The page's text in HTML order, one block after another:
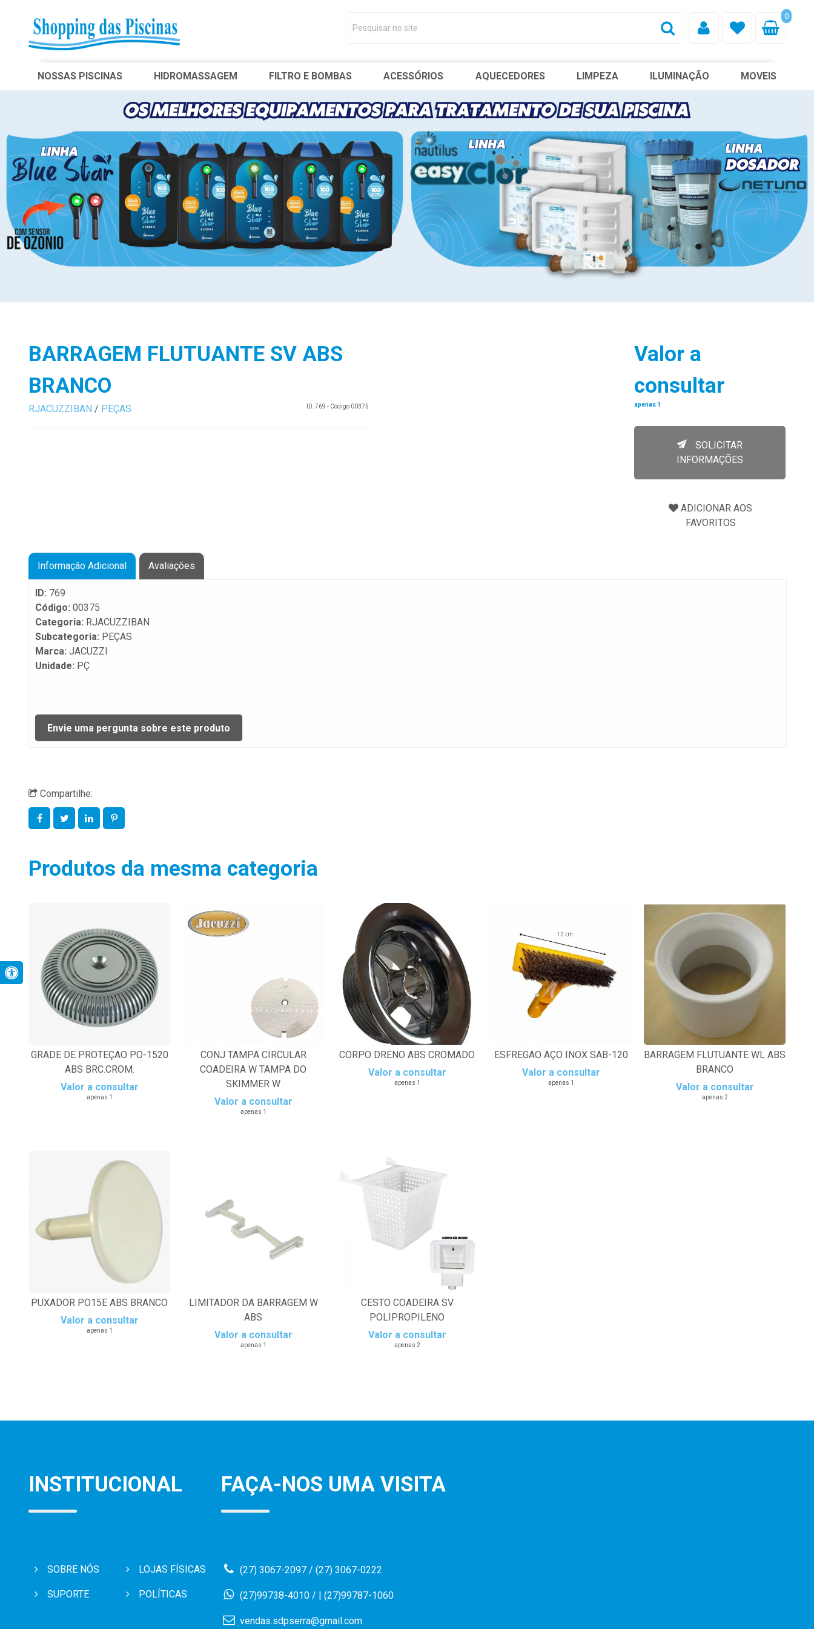
0
NOSSAS PISCINAS HIDROMASSAGEM FILTRO E BOMBAS ACESSÓRIOS AQUECEDORES LIMPEZA ILUMINAÇÃO MOVEIS
BARRAGEM FLUTUANTE SV ABS
BRANCO
RJACUZZIBAN / PEÇAS ID: 769 - Código 00375
Valor a
consultar
apenas 1
SOLICITAR
INFORMAÇÕES
Informação Adicional Avaliações
ID: 769
Código: 00375
Categoria: RJACUZZIBAN
Subcategoria: PEÇAS
Marca: JACUZZI
Unidade: PÇ
Compartilhe:
Produtos da mesma categoria
GRADE DE PROTEÇAO PO-1520
ABS BRC.CROM.
Valor a consultar
apenas 1
CONJ TAMPA CIRCULAR
COADEIRA W TAMPA DO
SKIMMER W
Valor a consultar
apenas 1
CORPO DRENO ABS CROMADO
Valor a consultar
apenas 1
ESFREGAO AÇO INOX SAB-120
Valor a consultar
apenas 1
BARRAGEM FLUTUANTE WL ABS
BRANCO
Valor a consultar
apenas 2
PUXADOR PO15E ABS BRANCO
Valor a consultar
apenas 1
LIMITADOR DA BARRAGEM W
ABS
Valor a consultar
apenas 1
CESTO COADEIRA SV
POLIPROPILENO
Valor a consultar
apenas 2
INSTITUCIONAL
SOBRE NÓS LOJAS FÍSICAS
SUPORTE POLÍTICAS
FAÇA-NOS UMA VISITA
(27) 3067-2097 / (27) 3067-0222
(27)99738-4010 / | (27)99787-1060
vendas.sdpserra@gmail.com